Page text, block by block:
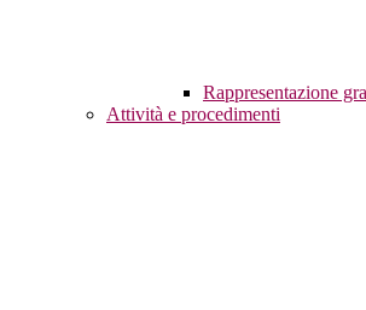
Rappresentazione
Attività e procedimenti